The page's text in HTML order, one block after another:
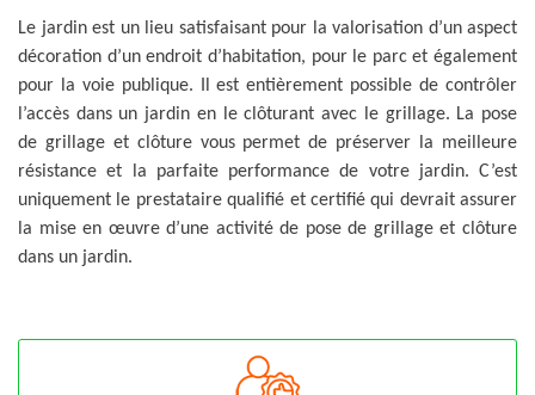
Le jardin est un lieu satisfaisant pour la valorisation d’un aspect
décoration d’un endroit d’habitation, pour le parc et également
pour la voie publique. Il est entièrement possible de contrôler
l’accès dans un jardin en le clôturant avec le grillage. La pose
de grillage et clôture vous permet de préserver la meilleure
résistance et la parfaite performance de votre jardin. C’est
uniquement le prestataire qualifié et certifié qui devrait assurer
la mise en œuvre d’une activité de pose de grillage et clôture
dans un jardin.